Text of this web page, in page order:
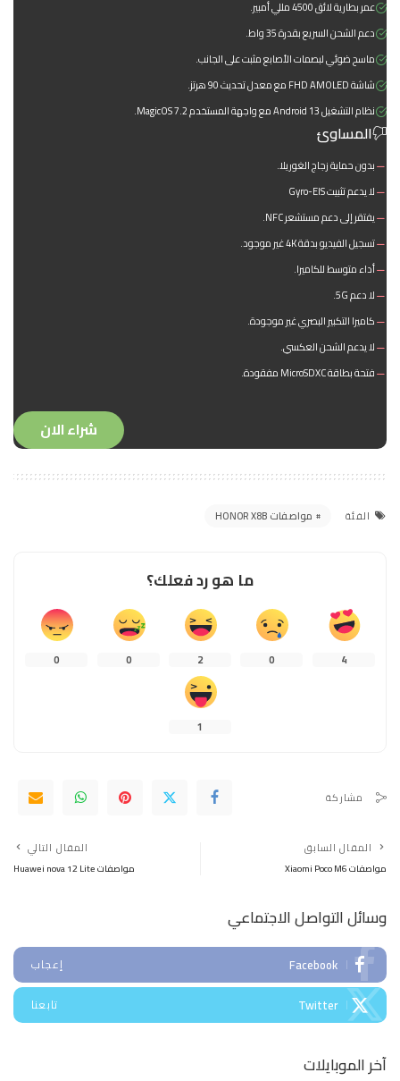
عمر بطارية لائق 4500 مللي أمبير.
دعم الشحن السريع بقدرة 35 واط.
ماسح ضوئي لبصمات الأصابع مثبت على الجانب.
شاشة FHD AMOLED مع معدل تحديث 90 هرتز.
نظام التشغيل Android 13 مع واجهة المستخدم MagicOS 7.2.
المساوئ
بدون حماية زجاج الغوريلا.
لا يدعم تثبيت Gyro-EIS
يفتقر إلى دعم مستشعر NFC.
تسجيل الفيديو بدقة 4K غير موجود.
أداء متوسط للكاميرا.
لا دعم 5G.
كاميرا التكبير البصري غير موجودة.
لا يدعم الشحن العكسي.
فتحة بطاقة MicroSDXC مفقودة.
شراء الان
الفئة مواصفات HONOR X8B
ما هو رد فعلك؟
4
0
2
0
0
1
مشاركة
المقال السابق
مواصفات Xiaomi Poco M6
المقال التالي
مواصفات Huawei nova 12 Lite
وسائل التواصل الاجتماعي
Facebook إعجاب
Twitter تابعنا
آخر الموبايلات